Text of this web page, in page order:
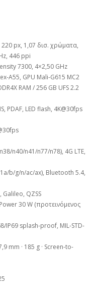
px, 1,07 δισ. χρώματα,
446 ppi
7300, 4×2,50 GHz
A55, GPU Mali-G615 MC2
RAM / 256 GB UFS 2.2
PDAF, LED flash, 4K@30fps
n40/n41/n77/n78), 4G LTE,
b/g/n/ac/ax), Bluetooth 5.4,
Galileo, QZSS
30 W (προτεινόμενος
IP69 splash-proof, MIL-STD-
mm · 185 g · Screen-to-